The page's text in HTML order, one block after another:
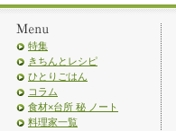
特集
きちんとレシピ
ひとりごはん
コラム
食材×台所 秘 ノート
料理家一覧